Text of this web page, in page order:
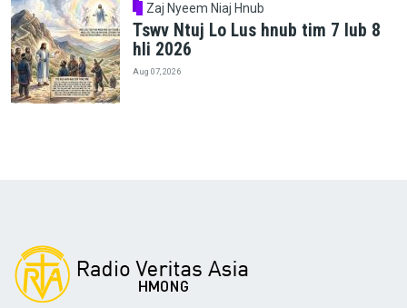
Zaj Nyeem Niaj Hnub
Tswv Ntuj Lo Lus hnub tim 7 lub 8
hli 2026
Aug 07, 2026